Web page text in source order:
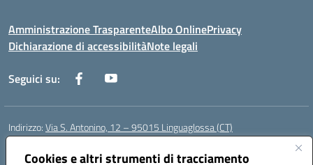
Cookies e altri strumenti di tracciamento
Amministrazione TrasparenteAlbo OnlinePrivacy
Dichiarazione di accessibilitàNote legali
Seguici su:
Indirizzo:Via S. Antonino, 12 – 95015 Linguaglossa (CT)
Centralino:
Posta elettronica certificata (PEC):ctic83200r@pec.istruzione.it